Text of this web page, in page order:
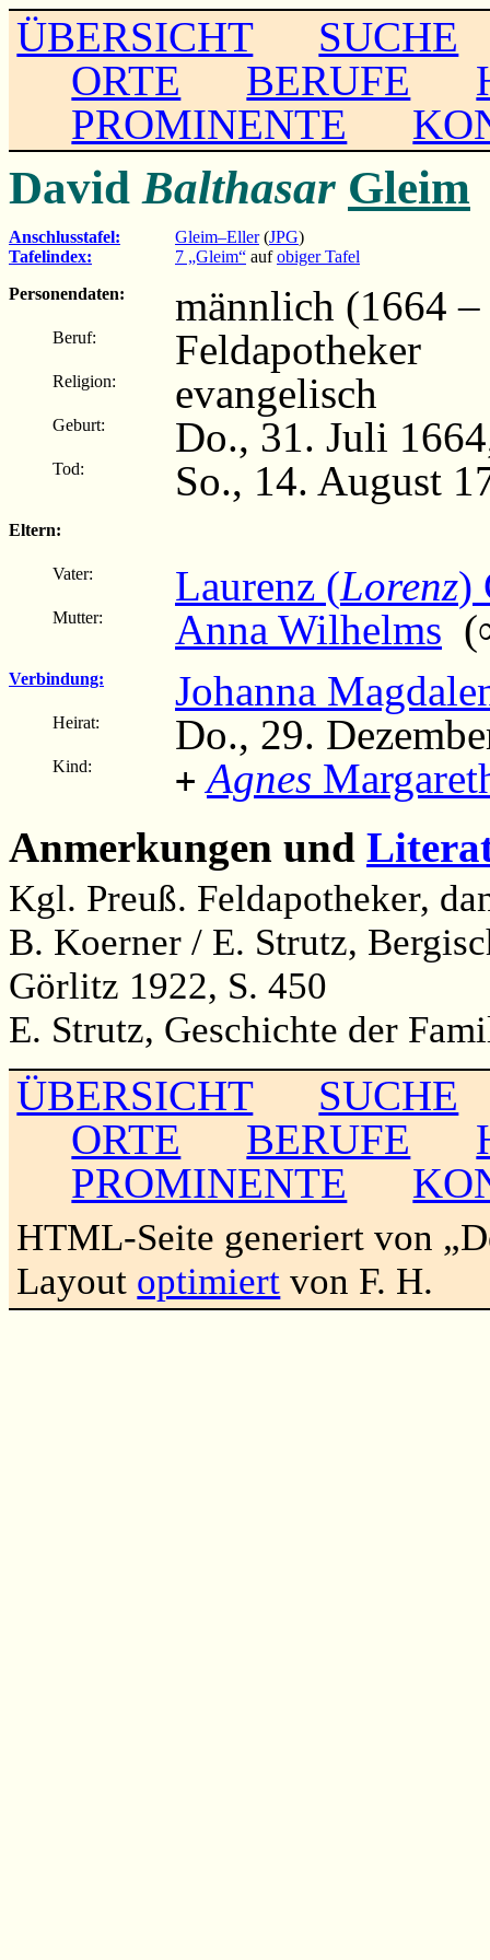
ÜBERSICHT
SUCHE
ORTE
BERUFE
PROMINENTE
DavidBalthasar Gleim
Anschlusstafel: Gleim–Eller(JPG)
Tafelindex:
7 „Gleim“ aufobiger Tafel
Personendaten:
männlich (1664
Beruf: Feldapotheker
Religion: evangelisch
Geburt: Do., 31. Juli
Tod: So., 14. August
Eltern:
Vater: Laurenz (Lorenz)
Mutter: Anna Wilhelms
Verbindung: Johanna
Heirat: Do., 29.
Kind: + Agnes
Anmerkungen und
Kgl. Preuß. Feldapotheker,
B. Koerner / E. Strutz,
Görlitz 1922, S. 450
E. Strutz, Geschichte der
ÜBERSICHT
SUCHE
ORTE
BERUFE
PROMINENTE
HTML-Seite generiert von
Layout optimiert von F. H.